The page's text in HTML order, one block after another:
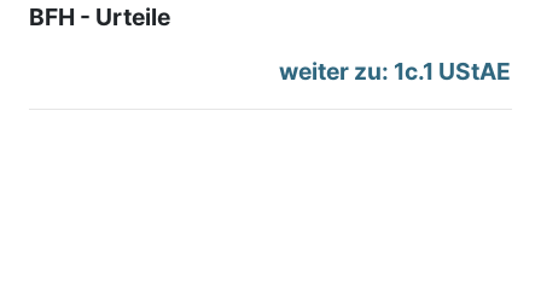
BFH - Urteile
weiter zu: 1c.1 UStAE